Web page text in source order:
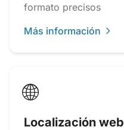
formato precisos
Más información
🌐
Localización web